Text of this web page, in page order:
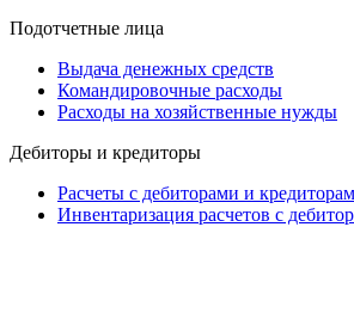
Подотчетные лица
Выдача денежных средств
Командировочные расходы
Расходы на хозяйственные нужды
Дебиторы и кредиторы
Расчеты с дебиторами и
Инвентаризация расчетов с